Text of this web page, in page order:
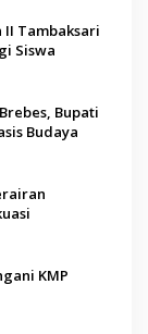
II Tambaksari
Siswa
Bupati
Budaya
KMP